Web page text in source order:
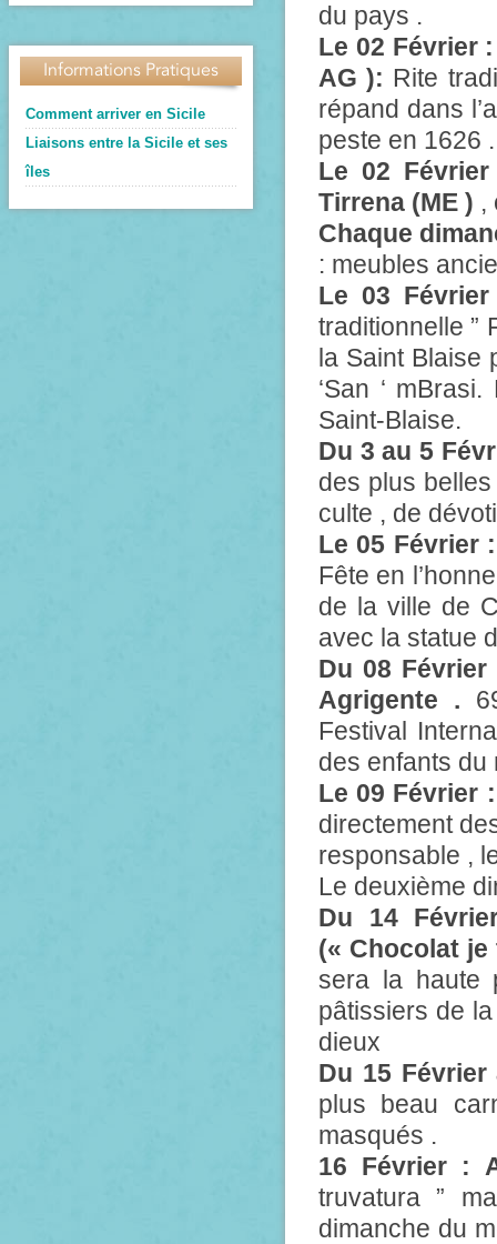
Informations Pratiques
Comment arriver en Sicile
Liaisons entre la Sicile et ses
îles
du pays .
Le 02 Février
AG ): Rite
répand dans
peste en 1626 .
Le 02
Tirrena (ME ) ,
Chaque
: meubles
Le 03
traditionnelle ”
la Saint Blaise
‘San ‘
Saint-Blaise.
Du 3 au 5
des plus
culte , de
Le 05 Février
Fête en
de la ville de
avec la statue
Du 08
Agrigente .
Festival
des enfants du
Le 09 Février
directement
responsable ,
Le deuxième
Du 14
(« Chocolat je
sera la haute
pâtissiers de
dieux
Du 15 Février
plus beau
masqués .
16 Février :
truvatura ”
dimanche du